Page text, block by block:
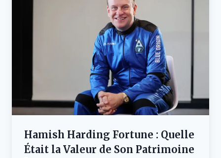
Hamish Harding Fortune : Quelle
Était la Valeur de Son Patrimoine